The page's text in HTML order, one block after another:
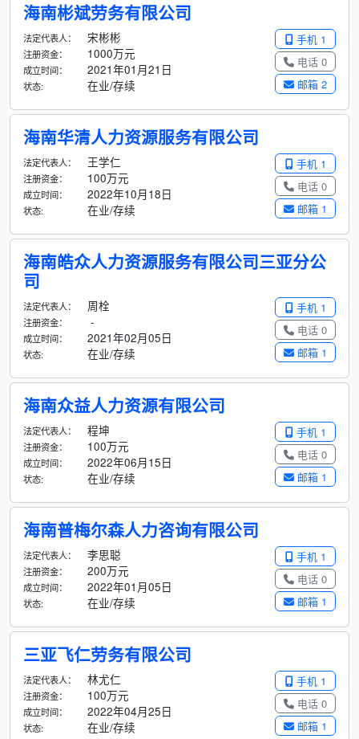
海南彬斌劳务有限公司
手机 1
电话 0
邮箱 2
法定代表人： 宋彬彬
注册资金： 1000万元
成立时间： 2021年01月21日
状态: 在业/存续
海南华清人力资源服务有限公司
手机 1
电话 0
邮箱 1
法定代表人： 王学仁
注册资金： 100万元
成立时间： 2022年10月18日
状态: 在业/存续
海南皓众人力资源服务有限公司三亚分公
司
手机 1
电话 0
邮箱 1
法定代表人： 周栓
注册资金： -
成立时间： 2021年02月05日
状态: 在业/存续
海南众益人力资源有限公司
手机 1
电话 0
邮箱 1
法定代表人： 程坤
注册资金： 100万元
成立时间： 2022年06月15日
状态: 在业/存续
海南普梅尔森人力咨询有限公司
手机 1
电话 0
邮箱 1
法定代表人： 李思聪
注册资金： 200万元
成立时间： 2022年01月05日
状态: 在业/存续
三亚飞仁劳务有限公司
手机 1
电话 0
邮箱 1
法定代表人： 林尤仁
注册资金： 100万元
成立时间： 2022年04月25日
状态: 在业/存续